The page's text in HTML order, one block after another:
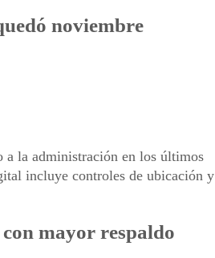
noviembre
a la administración en los últimos
incluye controles de ubicación y
mayor respaldo